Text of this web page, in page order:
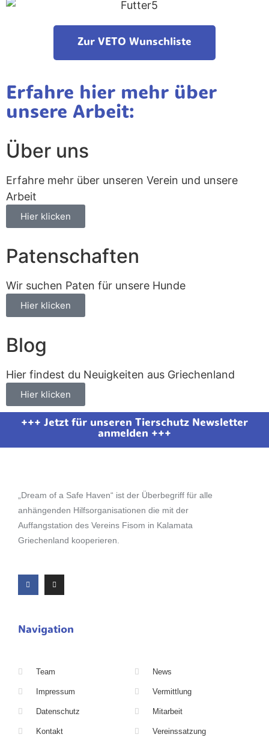
Zur VETO Wunschliste
Erfahre hier mehr über
unsere Arbeit:
Über uns
Erfahre mehr über unseren Verein und unsere
Arbeit
Hier klicken
Patenschaften
Wir suchen Paten für unsere Hunde
Hier klicken
Blog
Hier findest du Neuigkeiten aus Griechenland
Hier klicken
+++ Jetzt für unseren Tierschutz Newsletter
anmelden +++
„Dream of a Safe Haven“ ist der Überbegriff für alle
anhängenden Hilfsorganisationen die mit der
Auffangstation des Vereins Fisom in Kalamata
Griechenland kooperieren.
Navigation
Team
Impressum
Datenschutz
Kontakt
News
Vermittlung
Mitarbeit
Vereinssatzung